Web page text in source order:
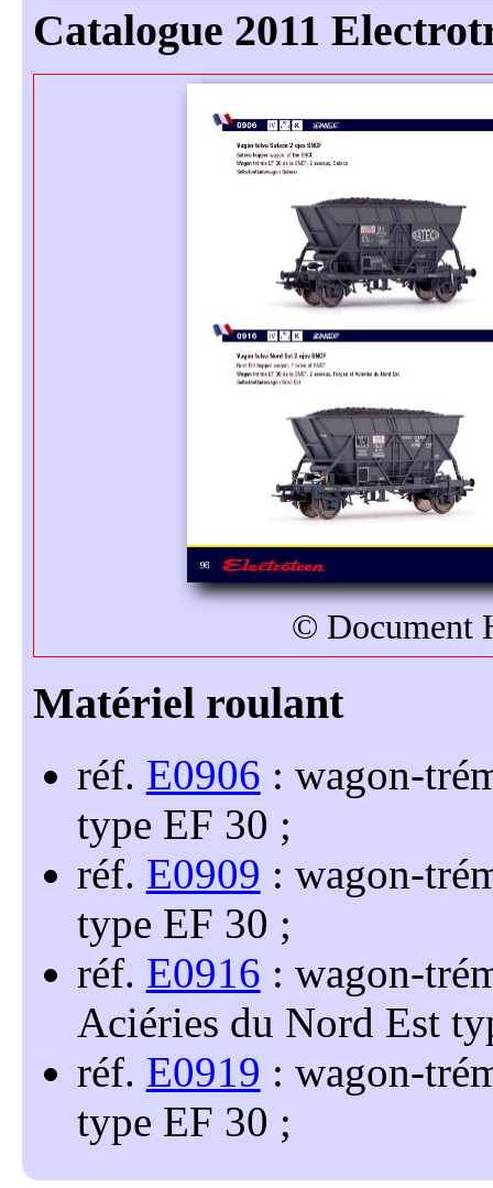
Catalogue 2011
© Document
réf. E0906 : wagon-
type EF 30
réf. E0909 : wagon-
type EF 30
réf. E0916 : wagon-
Aciéries du Nord Est
réf. E0919 : wagon-
type EF 30